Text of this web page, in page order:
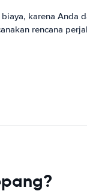
karena
rencana